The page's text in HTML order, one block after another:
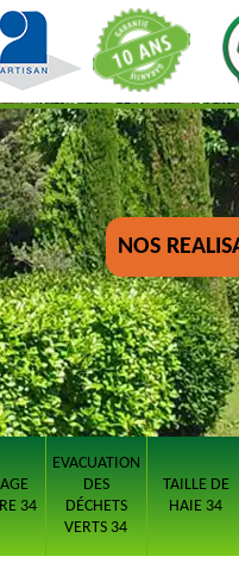
NOS
34
EVACUATION
DES
DÉCHETS
VERTS 34
TAILLE DE
HAIE 34